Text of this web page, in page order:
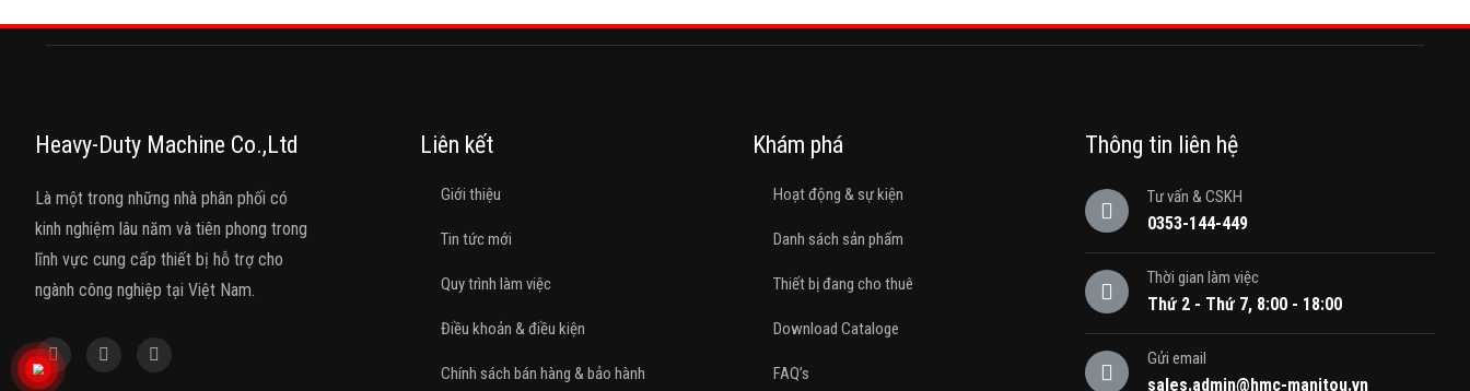
Heavy-Duty Machine Co.,Ltd
Là một trong những nhà phân phối có
kinh nghiệm lâu năm và tiên phong trong
lĩnh vực cung cấp thiết bị hỗ trợ cho
ngành công nghiệp tại Việt Nam.
Liên kết
Giới thiệu
Tin tức mới
Quy trình làm việc
Điều khoản & điều kiện
Chính sách bán hàng & bảo hành
Khám phá
Hoạt động & sự kiện
Danh sách sản phẩm
Thiết bị đang cho thuê
Download Cataloge
FAQ’s
Thông tin liên hệ
Tư vấn & CSKH
0353-144-449
Thời gian làm việc
Thứ 2 - Thứ 7, 8:00 - 18:00
Gửi email
sales.admin@hmc-manitou.vn